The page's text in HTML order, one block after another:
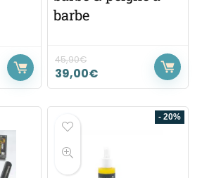
barbe
45,90€
39,00€
- 20%